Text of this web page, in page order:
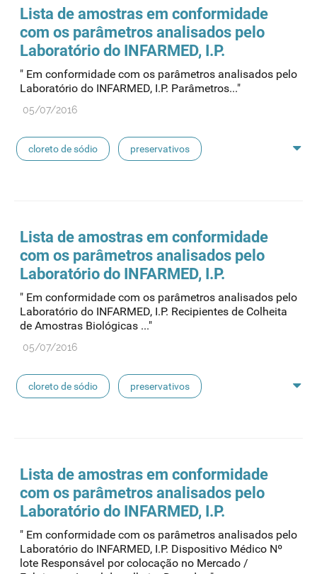
pensos lancetas luvas cirúrgicas
concentrados de hemodiálise lavagem nasal
linhas de perfusão
Lista de amostras em conformidade
com os parâmetros analisados pelo
Laboratório do INFARMED, I.P.
" Em conformidade com os parâmetros analisados pelo
Laboratório do INFARMED, I.P. Parâmetros..."
05/07/2016
cloreto de sódio preservativos
pensos lancetas luvas cirúrgicas
concentrados de hemodiálise lavagem nasal
linhas de perfusão
Lista de amostras em conformidade
com os parâmetros analisados pelo
Laboratório do INFARMED, I.P.
" Em conformidade com os parâmetros analisados pelo
Laboratório do INFARMED, I.P. Recipientes de Colheita
de Amostras Biológicas ..."
05/07/2016
cloreto de sódio preservativos
pensos lancetas luvas cirúrgicas
concentrados de hemodiálise lavagem nasal
Lista de amostras em conformidade
com os parâmetros analisados pelo
Laboratório do INFARMED, I.P.
" Em conformidade com os parâmetros analisados pelo
Laboratório do INFARMED, I.P. Dispositivo Médico Nº
lote Responsável por colocação no Mercado /